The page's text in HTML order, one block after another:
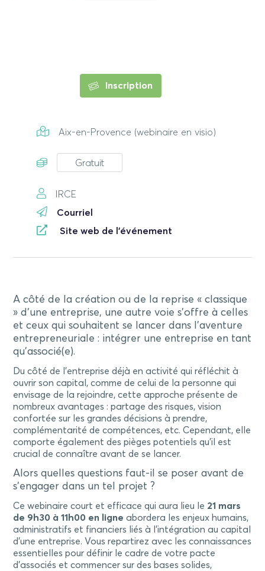
Inscription
Aix-en-Provence (webinaire en visio)
Gratuit
IRCE
Courriel
Site web de l'événement
A côté de la création ou de la reprise « classique
» d’une entreprise, une autre voie s’offre à celles
et ceux qui souhaitent se lancer dans l’aventure
entrepreneuriale : intégrer une entreprise en tant
qu’associé(e).
Du côté de l’entreprise déjà en activité qui réfléchit à
ouvrir son capital, comme de celui de la personne qui
envisage de la rejoindre, cette approche présente de
nombreux avantages : partage des risques, vision
confortée sur les grandes décisions à prendre,
complémentarité de compétences, etc. Cependant, elle
comporte également des pièges potentiels qu’il est
crucial de connaître avant de se lancer.
Alors quelles questions faut-il se poser avant de
s’engager dans un tel projet ?
Ce webinaire court et efficace qui aura lieu le 21 mars
de 9h30 à 11h00 en ligne abordera les enjeux humains,
administratifs et financiers liés à l’intégration au capital
d’une entreprise. Vous repartirez avec les connaissances
essentielles pour définir le cadre de votre pacte
d’associés et commencer sur des bases solides,